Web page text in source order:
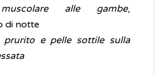
alle gambe,
di notte
prurito e pelle sottile sulla